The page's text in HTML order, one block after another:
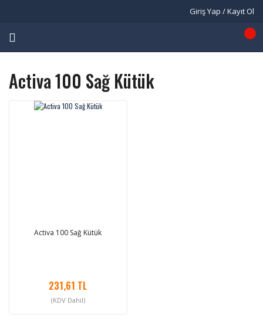
Giriş Yap / Kayıt Ol
Activa 100 Sağ Kütük
Activa 100 Sağ Kütük
231,61 TL
(KDV Dahil)